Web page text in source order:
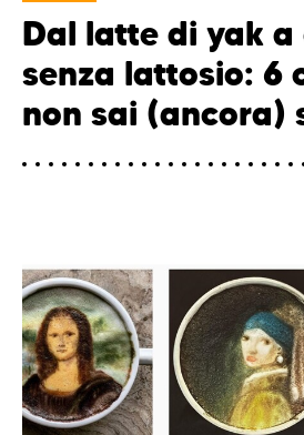
Dal latte di yak a
senza lattosio: 6
non sai (ancora)